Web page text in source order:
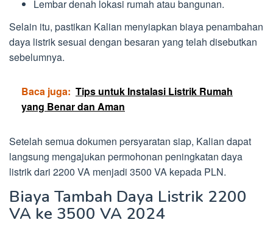
Lembar denah lokasi rumah atau bangunan.
Selain itu, pastikan Kalian menyiapkan biaya penambahan
daya listrik sesuai dengan besaran yang telah disebutkan
sebelumnya.
Baca juga: Tips untuk Instalasi Listrik Rumah
yang Benar dan Aman
Setelah semua dokumen persyaratan siap, Kalian dapat
langsung mengajukan permohonan peningkatan daya
listrik dari 2200 VA menjadi 3500 VA kepada PLN.
Biaya Tambah Daya Listrik 2200
VA ke 3500 VA 2024